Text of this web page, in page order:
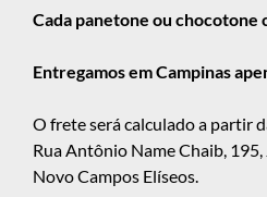
Cada panetone ou chocotone
Entregamos em Campinas
O frete será calculado a partir
Rua Antônio Name Chaib,
Novo Campos Elíseos.